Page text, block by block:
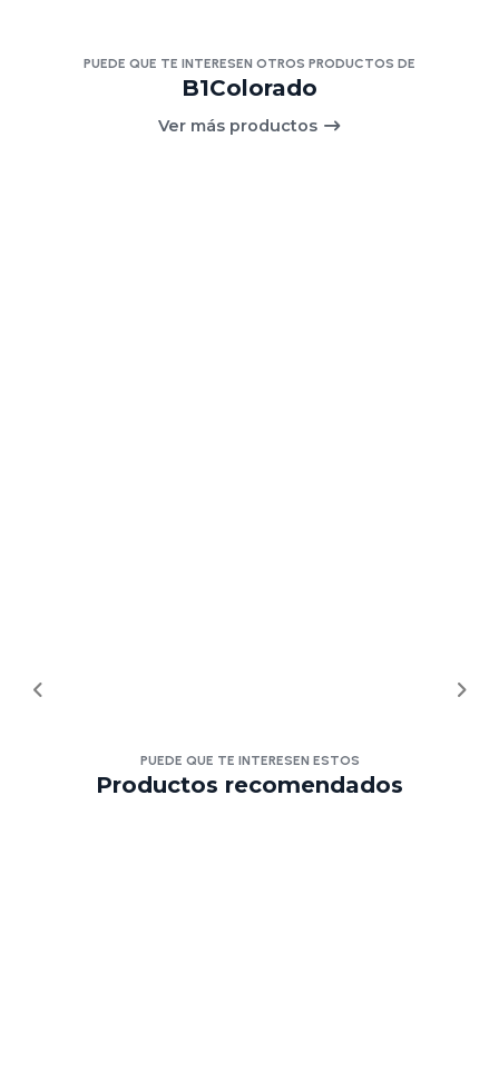
PUEDE QUE TE INTERESEN OTROS PRODUCTOS DE
B1Colorado
Ver más productos
PUEDE QUE TE INTERESEN ESTOS
Productos recomendados